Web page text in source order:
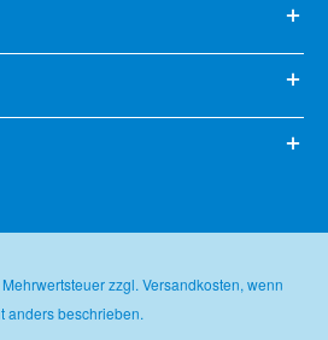
zzgl. Versandkosten, wenn
anders beschrieben.